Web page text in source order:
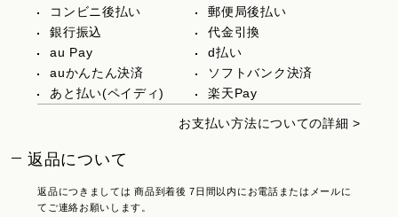
コンビニ後払い
郵便局後払い
銀行振込
代金引換
au Pay
d払い
auかんたん決済
ソフトバンク決済
あと払い(ペイディ)
楽天Pay
お支払い方法についての詳細 >
返品について
返品につきましては 商品到着後 7日間以内にお電話またはメールに
てご連絡お願いします。